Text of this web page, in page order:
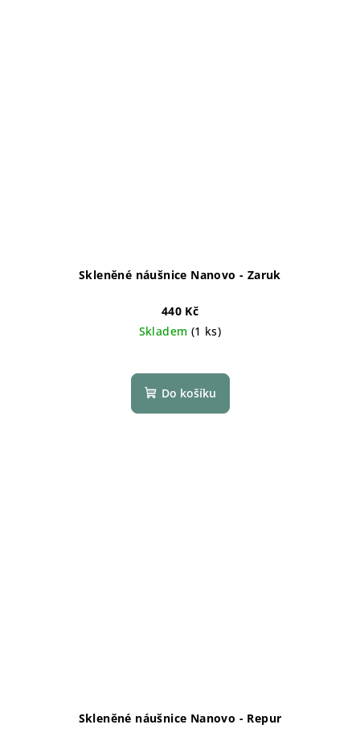
Skleněné náušnice Nanovo - Zaruk
440 Kč
Skladem (1 ks)
Do košíku
Skleněné náušnice Nanovo - Repur